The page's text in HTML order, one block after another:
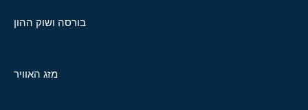
בורסה ושוק ההון
מזג האוויר